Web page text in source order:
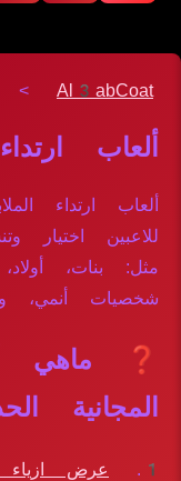
Al3abCoat
>
ألعاب
ألعاب ارتداء
للاعبين اختيار
مثل: بنات،
شخصيات أنمي،
❓ ماهي
المجانية
عرض